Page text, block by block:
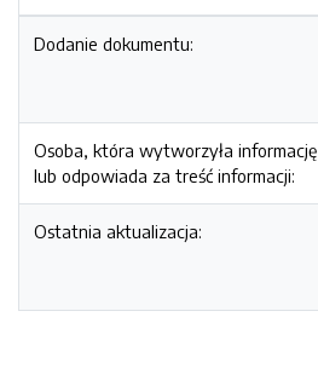
Dodanie dokumentu:
Osoba, która wytworzyła informację
lub odpowiada za treść informacji:
Ostatnia aktualizacja: